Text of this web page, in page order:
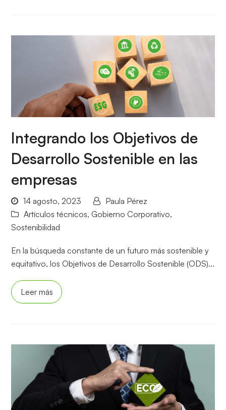
Integrando los Objetivos de
Desarrollo Sostenible en las
empresas
14 agosto, 2023
Paula Pérez
Artículos técnicos, Gobierno Corporativo,
Sostenibilidad
En la búsqueda constante de un futuro más sostenible y
equitativo, los Objetivos de Desarrollo Sostenible (ODS)...
Leer más